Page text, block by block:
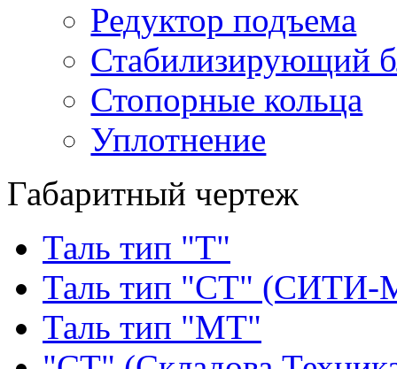
Редуктор подъема
Стабилизирующий
Стопорные кольца
Уплотнение
Габаритный чертеж
Таль тип "Т"
Таль тип "СТ" (СИТИ-
Таль тип "МТ"